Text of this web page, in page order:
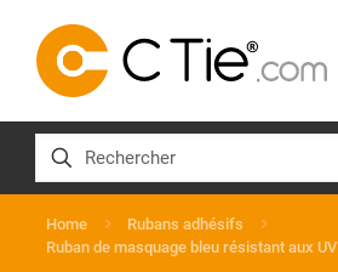
Home
Rubans adhésifs
Ruban de masquage bleu résistant aux UV